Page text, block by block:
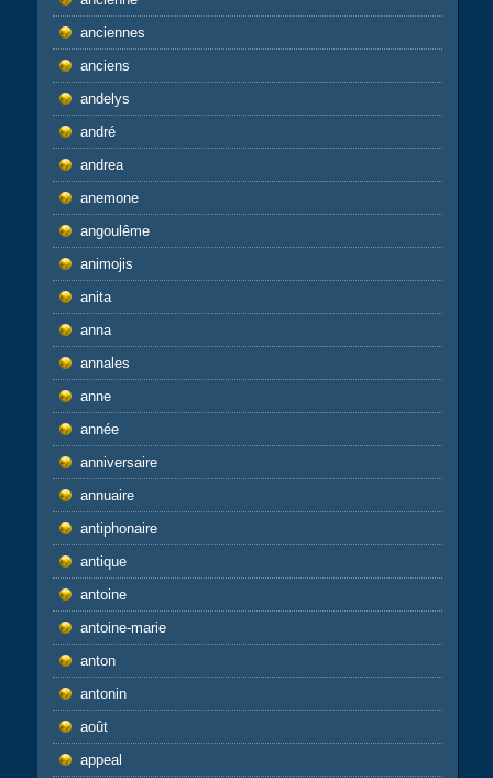
anciennes
anciens
andelys
andré
andrea
anemone
angoulême
animojis
anita
anna
annales
anne
année
anniversaire
annuaire
antiphonaire
antique
antoine
antoine-marie
anton
antonin
août
appeal